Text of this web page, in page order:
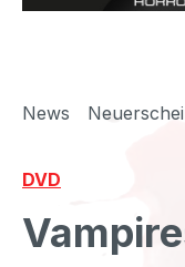
News
DVD